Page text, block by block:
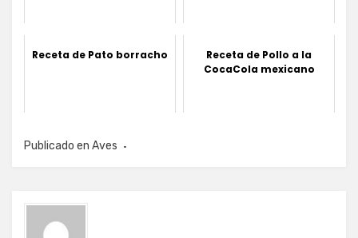
Receta de Pato borracho
Receta de Pollo a la
CocaCola mexicano
Publicado en Aves